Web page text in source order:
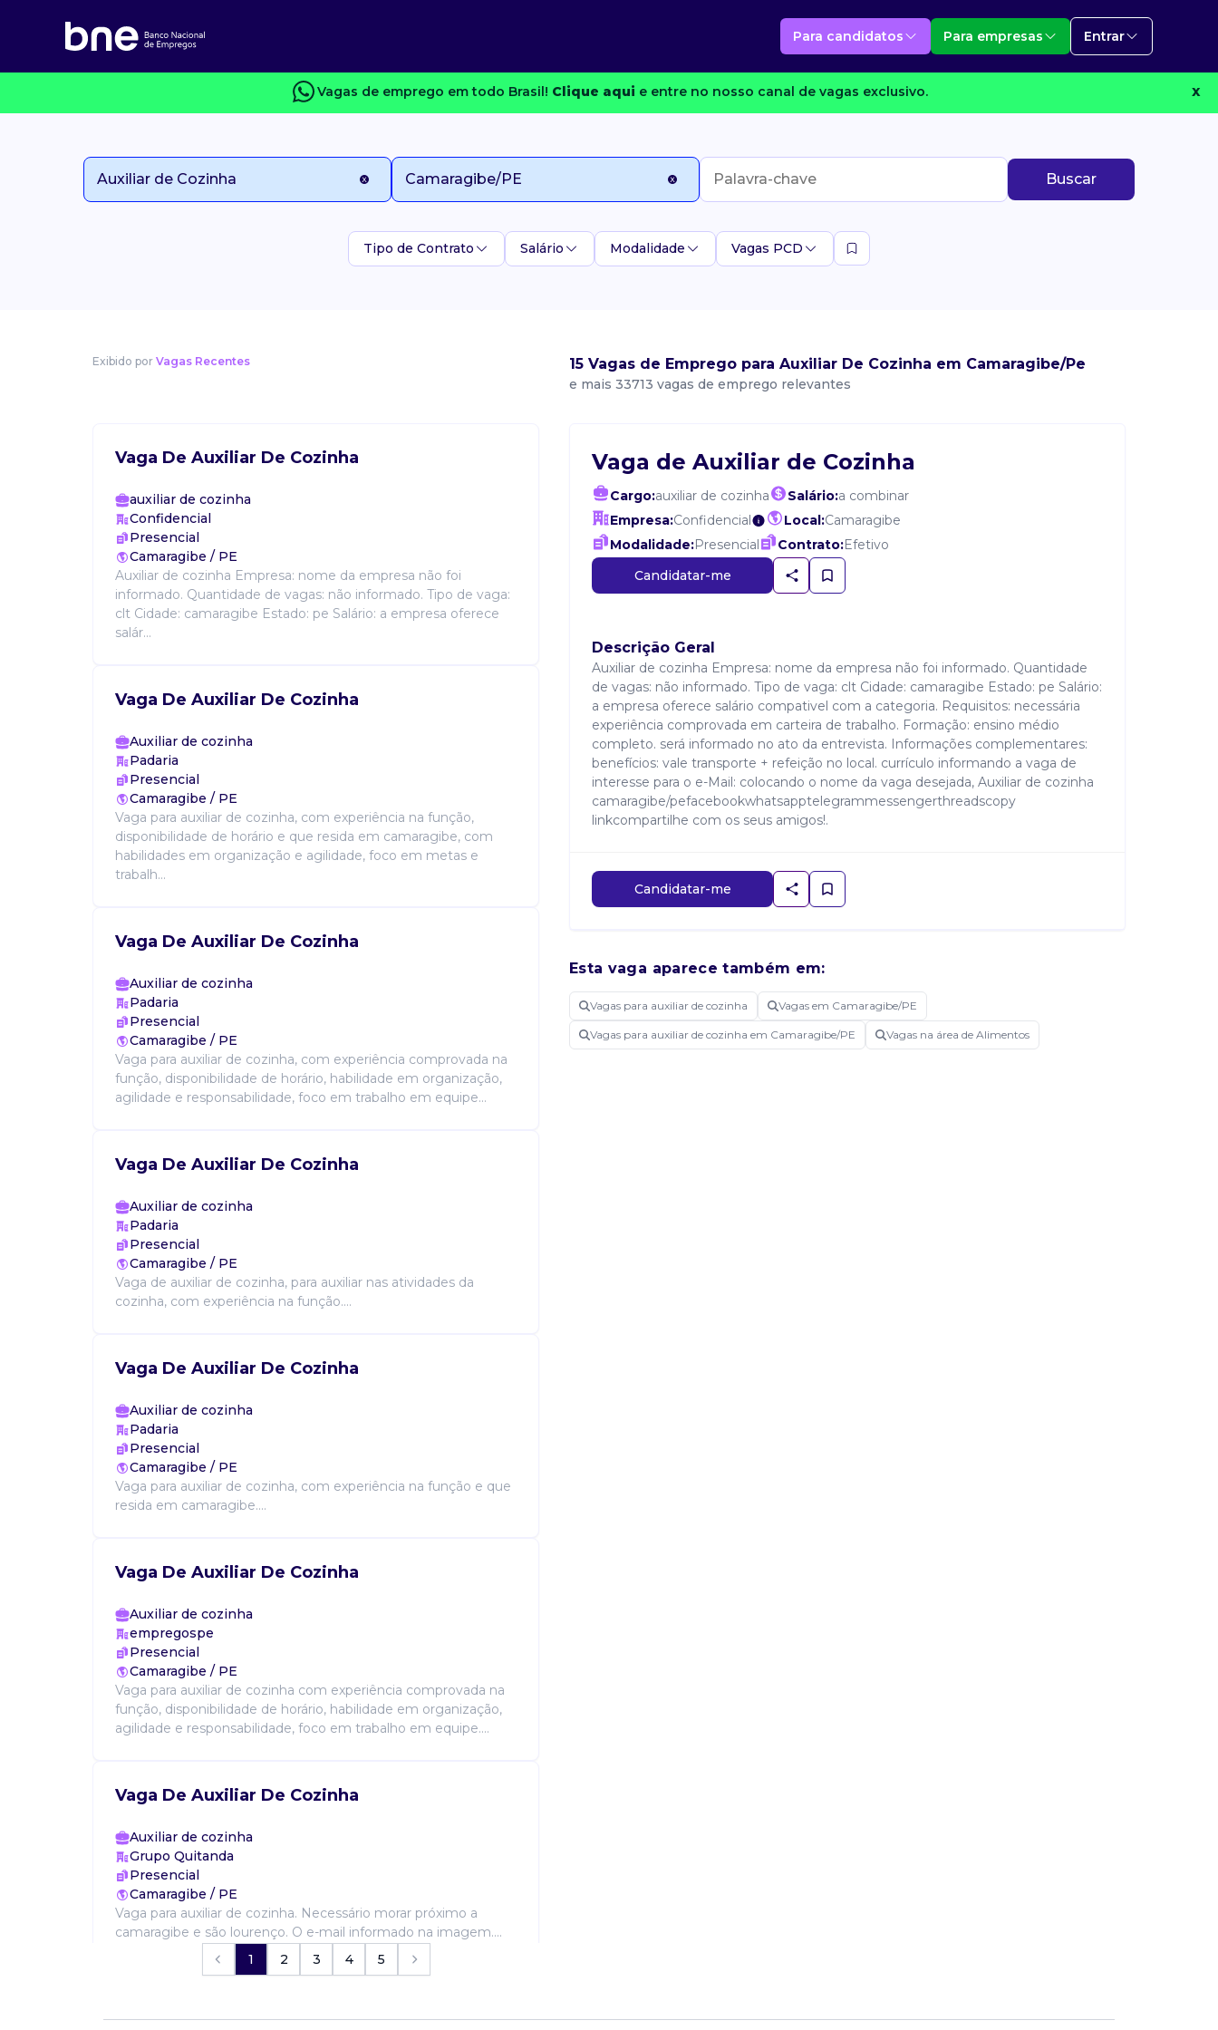
Para candidatos Para empresas Entrar
Vagas de emprego em todo Brasil! Clique aqui e entre no nosso canal de vagas exclusivo. X
Buscar
Tipo de Contrato Salário Modalidade Vagas PCD
Exibido por Vagas Recentes 15 Vagas de Emprego para Auxiliar De Cozinha em Camaragibe/Pe
e mais 33713 vagas de emprego relevantes
Vaga De Auxiliar De Cozinha
auxiliar de cozinha
Confidencial
Presencial
Camaragibe / PE
Auxiliar de cozinha Empresa: nome da empresa não foi
informado. Quantidade de vagas: não informado. Tipo de vaga:
clt Cidade: camaragibe Estado: pe Salário: a empresa oferece
salár...
Vaga De Auxiliar De Cozinha
Auxiliar de cozinha
Padaria
Presencial
Camaragibe / PE
Vaga para auxiliar de cozinha, com experiência na função,
disponibilidade de horário e que resida em camaragibe, com
habilidades em organização e agilidade, foco em metas e
trabalh...
Vaga De Auxiliar De Cozinha
Auxiliar de cozinha
Padaria
Presencial
Camaragibe / PE
Vaga para auxiliar de cozinha, com experiência comprovada na
função, disponibilidade de horário, habilidade em organização,
agilidade e responsabilidade, foco em trabalho em equipe...
Vaga De Auxiliar De Cozinha
Auxiliar de cozinha
Padaria
Presencial
Camaragibe / PE
Vaga de auxiliar de cozinha, para auxiliar nas atividades da
cozinha, com experiência na função....
Vaga De Auxiliar De Cozinha
Auxiliar de cozinha
Padaria
Presencial
Camaragibe / PE
Vaga para auxiliar de cozinha, com experiência na função e que
resida em camaragibe....
Vaga De Auxiliar De Cozinha
Auxiliar de cozinha
empregospe
Presencial
Camaragibe / PE
Vaga para auxiliar de cozinha com experiência comprovada na
função, disponibilidade de horário, habilidade em organização,
agilidade e responsabilidade, foco em trabalho em equipe....
Vaga De Auxiliar De Cozinha
Auxiliar de cozinha
Grupo Quitanda
Presencial
Camaragibe / PE
Vaga para auxiliar de cozinha. Necessário morar próximo a
camaragibe e são lourenço. O e-mail informado na imagem....
1 2 3 4 5
Vaga de Auxiliar de Cozinha
Cargo:auxiliar de cozinha Salário:a combinar
Empresa:Confidencial Local:Camaragibe
Modalidade:Presencial Contrato:Efetivo
Candidatar-me
Descrição Geral
Auxiliar de cozinha Empresa: nome da empresa não foi informado. Quantidade
de vagas: não informado. Tipo de vaga: clt Cidade: camaragibe Estado: pe Salário:
a empresa oferece salário compativel com a categoria. Requisitos: necessária
experiência comprovada em carteira de trabalho. Formação: ensino médio
completo. será informado no ato da entrevista. Informações complementares:
benefícios: vale transporte + refeição no local. currículo informando a vaga de
interesse para o e-Mail: colocando o nome da vaga desejada, Auxiliar de cozinha
camaragibe/pefacebookwhatsapptelegrammessengerthreadscopy
linkcompartilhe com os seus amigos!.
Candidatar-me
Esta vaga aparece também em:
Vagas para auxiliar de cozinha Vagas em Camaragibe/PE
Vagas para auxiliar de cozinha em Camaragibe/PE Vagas na área de Alimentos